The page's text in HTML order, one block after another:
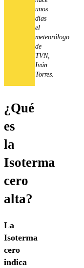
unos
días
el
meteorólogo
de
TVN,
Iván
Torres.
¿Qué
es
la
Isoterma
cero
alta?
La
Isoterma
cero
indica